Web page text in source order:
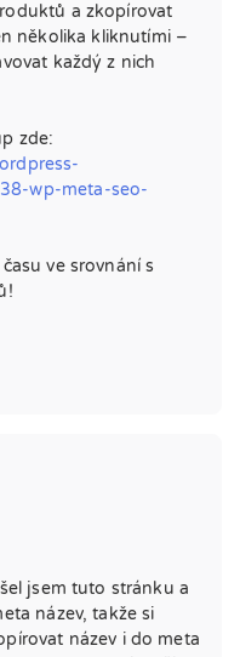
a zkopírovat
několika kliknutími –
každý z nich
zde:
wp-meta-seo-
ve srovnání s
jsem tuto stránku a
název, takže si
název i do meta